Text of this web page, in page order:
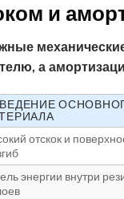
и
а
отскок и
энергии внутри